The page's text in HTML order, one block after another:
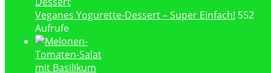
Veganes Yogurette-Dessert – Super Einfach! 552
Aufrufe